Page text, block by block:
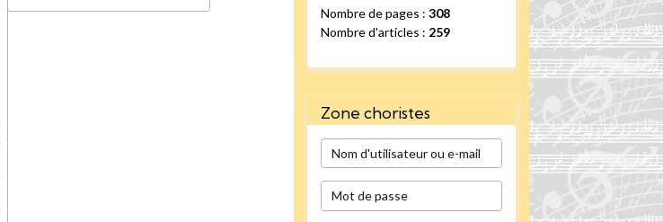
Nombre de pages :308
Nombre d'articles : 259
Zone choristes